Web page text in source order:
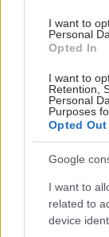
I want to
Personal
Opted In
I want to
Retention,
Personal
Purposes
Opted Out
Google
I want to
related to
device